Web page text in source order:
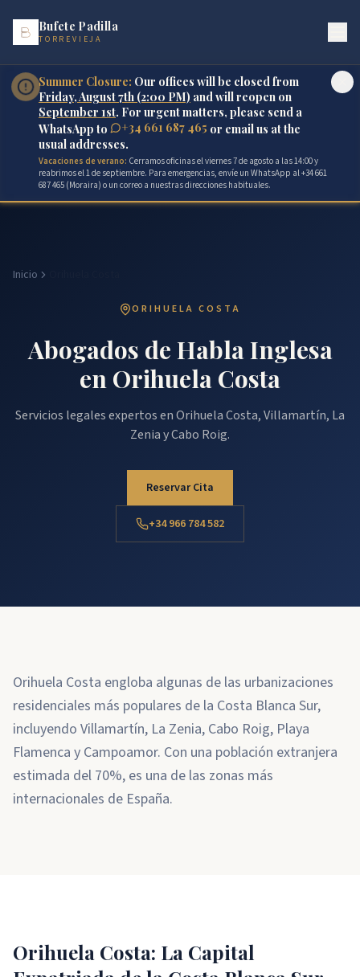
Bufete Padilla
TORREVIEJA
Summer Closure: Our offices will be closed from
Friday, August 7th (2:00 PM) and will reopen on
September 1st. For urgent matters, please send a
WhatsApp to
+34 661 687 465 or email us at the
usual addresses.
Vacaciones de verano: Cerramos oficinas el viernes 7 de agosto a las 14:00 y
reabrimos el 1 de septiembre. Para emergencias, envíe un WhatsApp al +34 661
687 465 (Moraira) o un correo a nuestras direcciones habituales.
Inicio
ORIHUELA COSTA
Abogados de Habla Inglesa
en Orihuela Costa
Servicios legales expertos en Orihuela Costa, Villamartín, La
Zenia y Cabo Roig.
Reservar Cita
+34 966 784 582
Orihuela Costa engloba algunas de las urbanizaciones
residenciales más populares de la Costa Blanca Sur,
incluyendo Villamartín, La Zenia, Cabo Roig, Playa
Flamenca y Campoamor. Con una población extranjera
estimada del 70%, es una de las zonas más
internacionales de España.
Orihuela Costa: La Capital